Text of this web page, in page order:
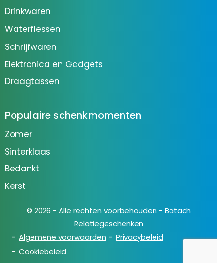
Drinkwaren
Waterflessen
Schrijfwaren
Elektronica en Gadgets
Draagtassen
Populaire schenkmomenten
Zomer
Sinterklaas
Bedankt
Kerst
© 2026 - Alle rechten voorbehouden - Batach
Relatiegeschenken
Algemene voorwaarden
Privacybeleid
Cookiebeleid